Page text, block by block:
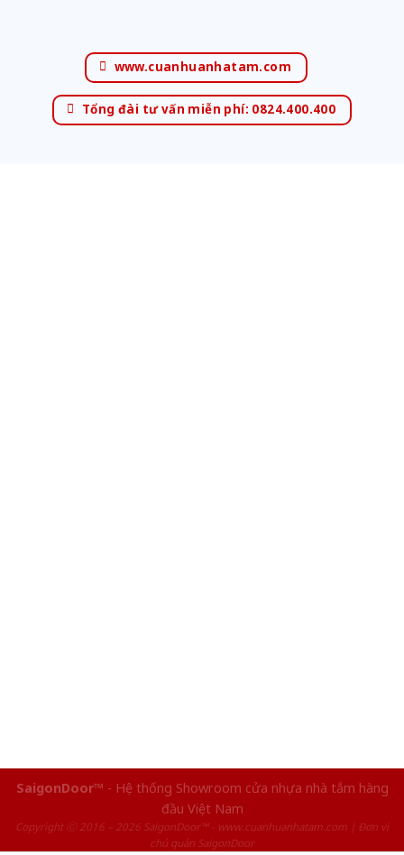
www.cuanhuanhatam.com
Tổng đài tư vấn miễn phí: 0824.400.400
SaigonDoor™ - Hệ thống Showroom cửa nhựa nhà tắm hàng
đầu Việt Nam
Copyright ⓒ 2016 – 2026 SaigonDoor™ - www.cuanhuanhatam.com | Đơn vị
chủ quản SaigonDoor